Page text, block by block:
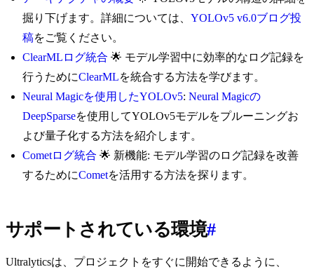
掘り下げます。詳細については、 YOLOv5 v6.0ブログ投
稿をご覧ください。
ClearMLログ統合 🌟 モデル学習中に効率的なログ記録を
行うためにClearMLを統合する方法を学びます。
Neural Magicを使用したYOLOv5: Neural Magicの
DeepSparseを使用してYOLOv5モデルをプルーニングお
よび量子化する方法を紹介します。
Cometログ統合 🌟 新機能: モデル学習のログ記録を改善
するためにCometを活用する方法を探ります。
サポートされている環境#
Ultralyticsは、プロジェクトをすぐに開始できるように、